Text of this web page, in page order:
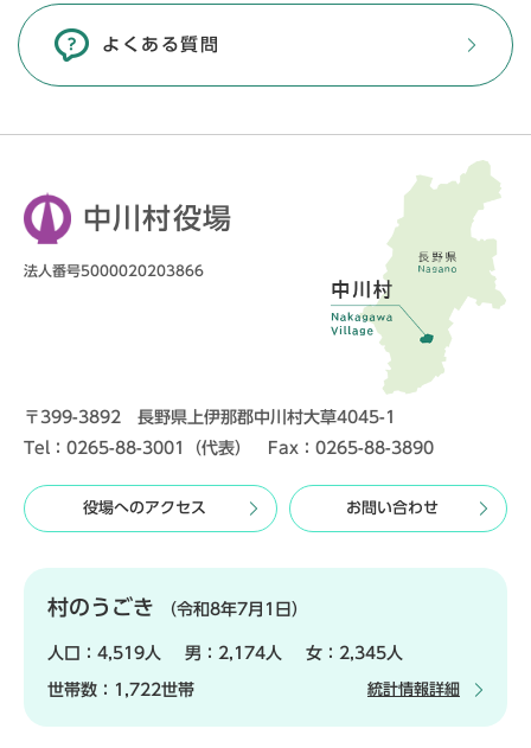
よくある質問
中川村役場
法人番号5000020203866
〒399-3892 長野県上伊那郡中川村大草4045-1
Tel：0265-88-3001（代表） Fax：0265-88-3890
役場へのアクセス お問い合わせ
村のうごき （令和8年7月1日）
人口： 4,519人 男： 2,174人 女： 2,345人
世帯数： 1,722世帯 統計情報詳細